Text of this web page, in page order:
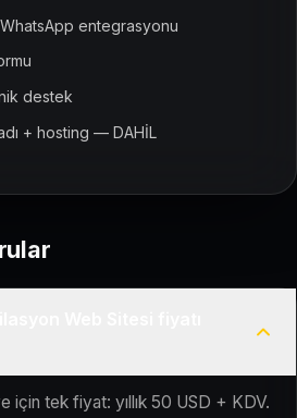
entegrasyonu
destek
+ hosting — DAHİL
için tek fiyat: yıllık 50 USD + KDV.